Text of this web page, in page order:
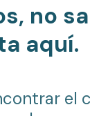
no
aquí.
el